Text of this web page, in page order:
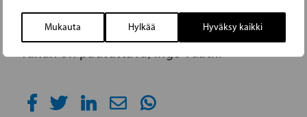
Mukauta Hylkää Hyväksy kaikki
huomioon erityisiä henkilökohtaisia syitä
turvapaikkahakijan ja yhteiskunnan eduksi.
Tähän on puututtava, Ingo vaatii.